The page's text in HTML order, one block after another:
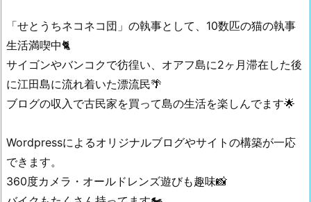
「せとうちネコネコ団」の執事として、10数匹の猫の執事
生活満喫中🐈
サイゴンやバンコクで彷徨い、オアフ島に2ヶ月滞在した後
に江田島に流れ着いた漂流民🌴
ブログの収入で古民家を買って島の生活を楽しんでます🌟
Wordpressによるオリジナルブログやサイトの構築が一応
できます。
360度カメラ・オールドレンズ遊びも趣味📸